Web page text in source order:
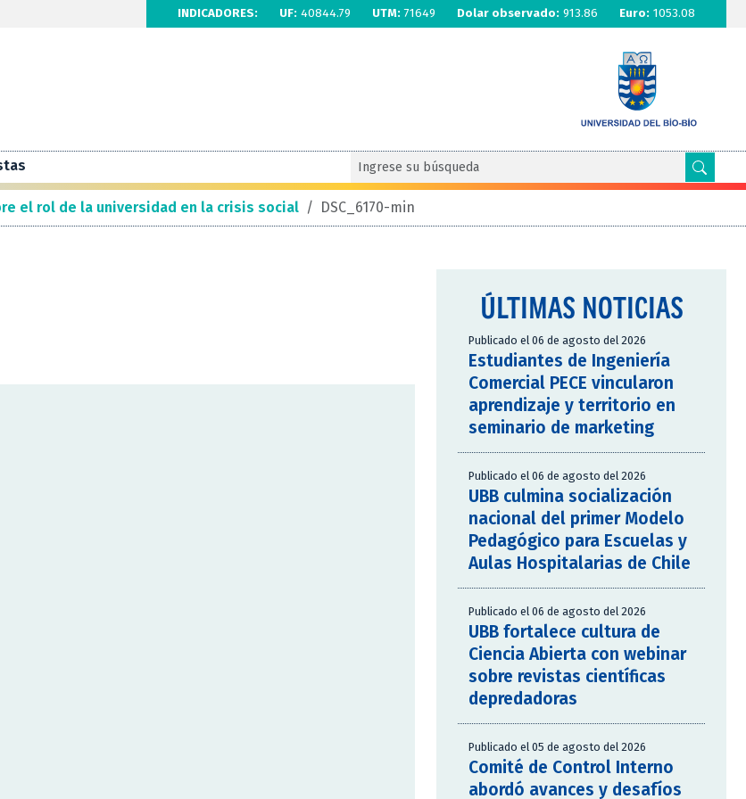
INDICADORES: UF: 40844.79 UTM: 71649 Dolar observado: 913.86 Euro: 1053.08
el rol de la universidad en la crisis social / DSC_6170-min
ÚLTIMAS NOTICIAS
Publicado el 06 de agosto del 2026
Estudiantes de Ingeniería
Comercial PECE vincularon
aprendizaje y territorio en
seminario de marketing
Publicado el 06 de agosto del 2026
UBB culmina socialización
nacional del primer Modelo
Pedagógico para Escuelas y
Aulas Hospitalarias de Chile
Publicado el 06 de agosto del 2026
UBB fortalece cultura de
Ciencia Abierta con webinar
sobre revistas científicas
depredadoras
Publicado el 05 de agosto del 2026
Comité de Control Interno
abordó avances y desafíos